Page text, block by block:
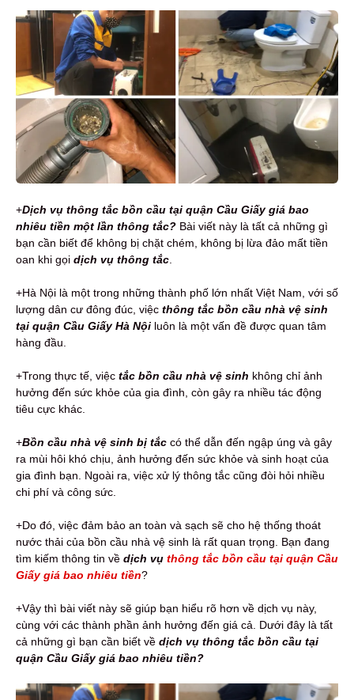
+Dịch vụ thông tắc bồn cầu tại quận Cầu Giấy giá bao
nhiêu tiền một lần thông tắc? Bài viết này là tất cả những gì
bạn cần biết để không bị chặt chém, không bị lừa đảo mất tiền
oan khi gọi dịch vụ thông tắc
+Hà Nội là một trong những thành phố lớn nhất Việt Nam, với số
lượng dân cư đông đúc, việc thông tắc bồn cầu nhà vệ sinh
tại quận Cầu Giấy Hà Nội luôn là một vấn đề được quan tâm
hàng đầu.
+Trong thực tế, việc tắc bồn cầu nhà vệ sinh không chỉ ảnh
hưởng đến sức khỏe của gia đình, còn gây ra nhiều tác động
tiêu cực khác.
+Bồn cầu nhà vệ sinh bị tắc có thể dẫn đến ngập úng và gây
ra mùi hôi khó chịu, ảnh hưởng đến sức khỏe và sinh hoạt của
gia đình bạn. Ngoài ra, việc xử lý thông tắc cũng đòi hỏi nhiều
chi phí và công sức.
+Do đó, việc đảm bảo an toàn và sạch sẽ cho hệ thống thoát
nước thải của bồn cầu nhà vệ sinh là rất quan trọng. Bạn đang
tìm kiếm thông tin về dịch vụ thông tắc bồn cầu tại quận Cầu
Giấy giá bao nhiêu tiền?
+Vậy thì bài viết này sẽ giúp bạn hiểu rõ hơn về dịch vụ này,
cùng với các thành phần ảnh hưởng đến giá cả. Dưới đây là tất
cả những gì bạn cần biết về dịch vụ thông tắc bồn cầu tại
quận Cầu Giấy giá bao nhiêu tiền?